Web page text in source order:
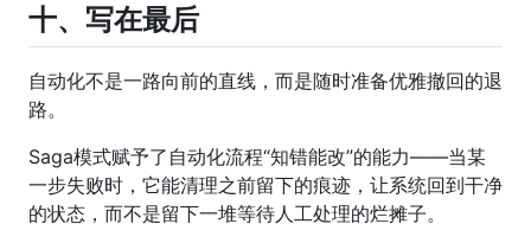
十、写在最后
自动化不是一路向前的直线，而是随时准备优雅撤回的退
路。
Saga模式赋予了自动化流程“知错能改”的能力——当某
一步失败时，它能清理之前留下的痕迹，让系统回到干净
的状态，而不是留下一堆等待人工处理的烂摊子。